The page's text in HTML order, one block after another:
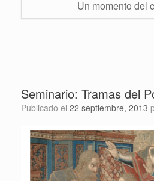
Un momento del
Seminario: Tramas del
Publicado el 22 septiembre, 2013